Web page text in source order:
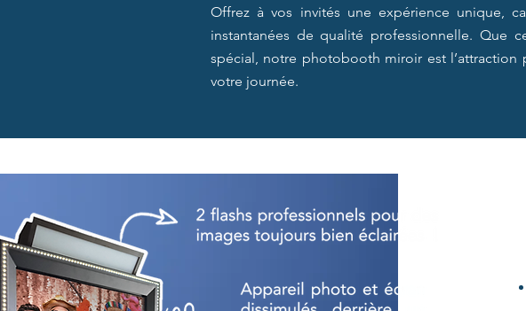
Offrez à vos invités une expérience unique,
instantanées de qualité professionnelle. Que
spécial, notre photobooth miroir est
votre journée.